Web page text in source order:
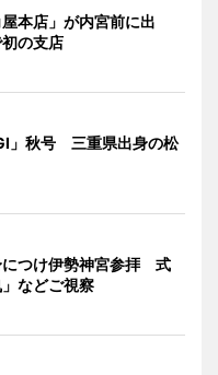
本店」が内宮前に出
の支店
」秋号 三重県出身の松
につけ伊勢神宮参拝 式
などご視察